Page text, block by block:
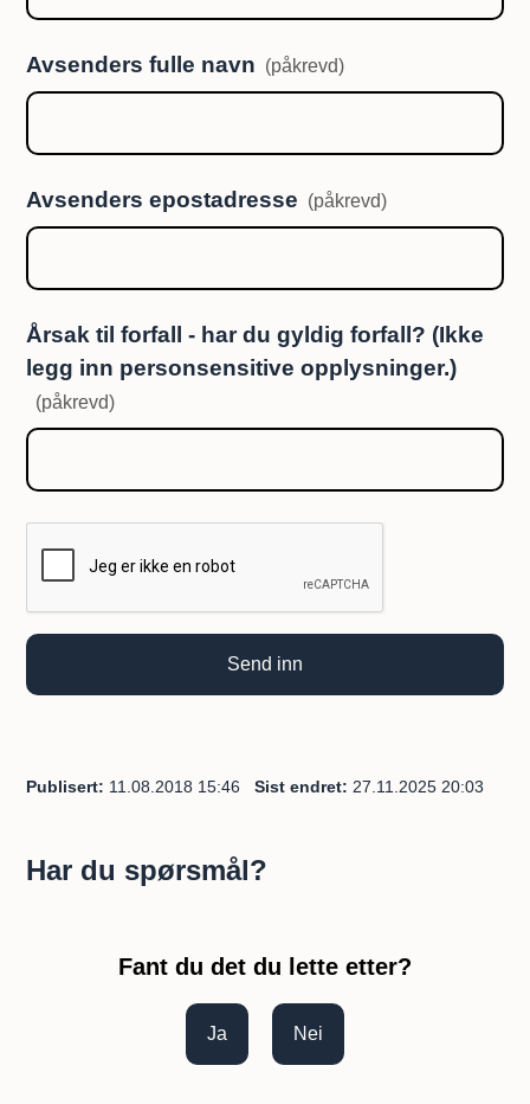
Avsenders fulle navn (påkrevd)
Avsenders epostadresse (påkrevd)
Årsak til forfall - har du gyldig forfall? (Ikke
legg inn personsensitive opplysninger.)
(påkrevd)
Send inn
Publisert 11.08.2018 15:46 Sist endret 27.11.2025 20:03
Har du spørsmål?
Fant du det du lette etter?
Ja Nei